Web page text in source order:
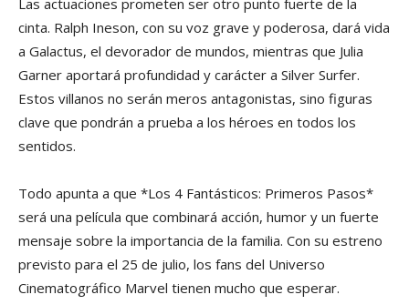
cinta. Ralph Ineson, con su voz grave y poderosa, dará vida
a Galactus, el devorador de mundos, mientras que Julia
Garner aportará profundidad y carácter a Silver Surfer.
Estos villanos no serán meros antagonistas, sino figuras
clave que pondrán a prueba a los héroes en todos los
sentidos.
Todo apunta a que *Los 4 Fantásticos: Primeros Pasos*
será una película que combinará acción, humor y un fuerte
mensaje sobre la importancia de la familia. Con su estreno
previsto para el 25 de julio, los fans del Universo
Cinematográfico Marvel tienen mucho que esperar.